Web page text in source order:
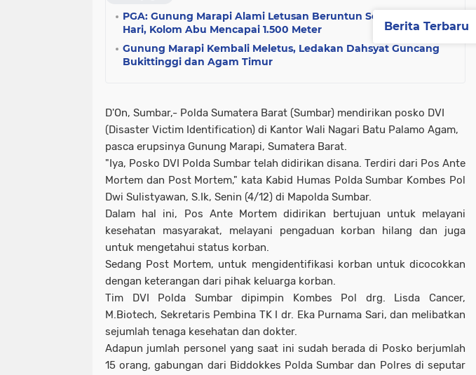
PGA: Gunung Marapi Alami Letusan Beruntun Selama Tiga
Hari, Kolom Abu Mencapai 1.500 Meter
Gunung Marapi Kembali Meletus, Ledakan Dahsyat Guncang
Bukittinggi dan Agam Timur
D'On, Sumbar,- Polda Sumatera Barat (Sumbar) mendirikan posko DVI
(Disaster Victim Identification) di Kantor Wali Nagari Batu Palamo Agam,
pasca erupsinya Gunung Marapi, Sumatera Barat.
"Iya, Posko DVI Polda Sumbar telah didirikan disana. Terdiri dari Pos Ante
Mortem dan Post Mortem," kata Kabid Humas Polda Sumbar Kombes Pol
Dwi Sulistyawan, S.Ik, Senin (4/12) di Mapolda Sumbar.
Dalam hal ini, Pos Ante Mortem didirikan bertujuan untuk melayani
kesehatan masyarakat, melayani pengaduan korban hilang dan juga
untuk mengetahui status korban.
Sedang Post Mortem, untuk mengidentifikasi korban untuk dicocokkan
dengan keterangan dari pihak keluarga korban.
Tim DVI Polda Sumbar dipimpin Kombes Pol drg. Lisda Cancer,
M.Biotech, Sekretaris Pembina TK I dr. Eka Purnama Sari, dan melibatkan
sejumlah tenaga kesehatan dan dokter.
Adapun jumlah personel yang saat ini sudah berada di Posko berjumlah
15 orang, gabungan dari Biddokkes Polda Sumbar dan Polres di seputar
Berita Terbaru